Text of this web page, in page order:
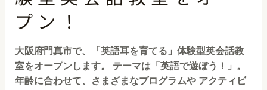
プン！
大阪府門真市で、「英語耳を育てる」体験型英会話教
室をオープンします。 テーマは「英語で遊ぼう！」。
年齢に合わせて、さまざまなプログラムや アクティビ